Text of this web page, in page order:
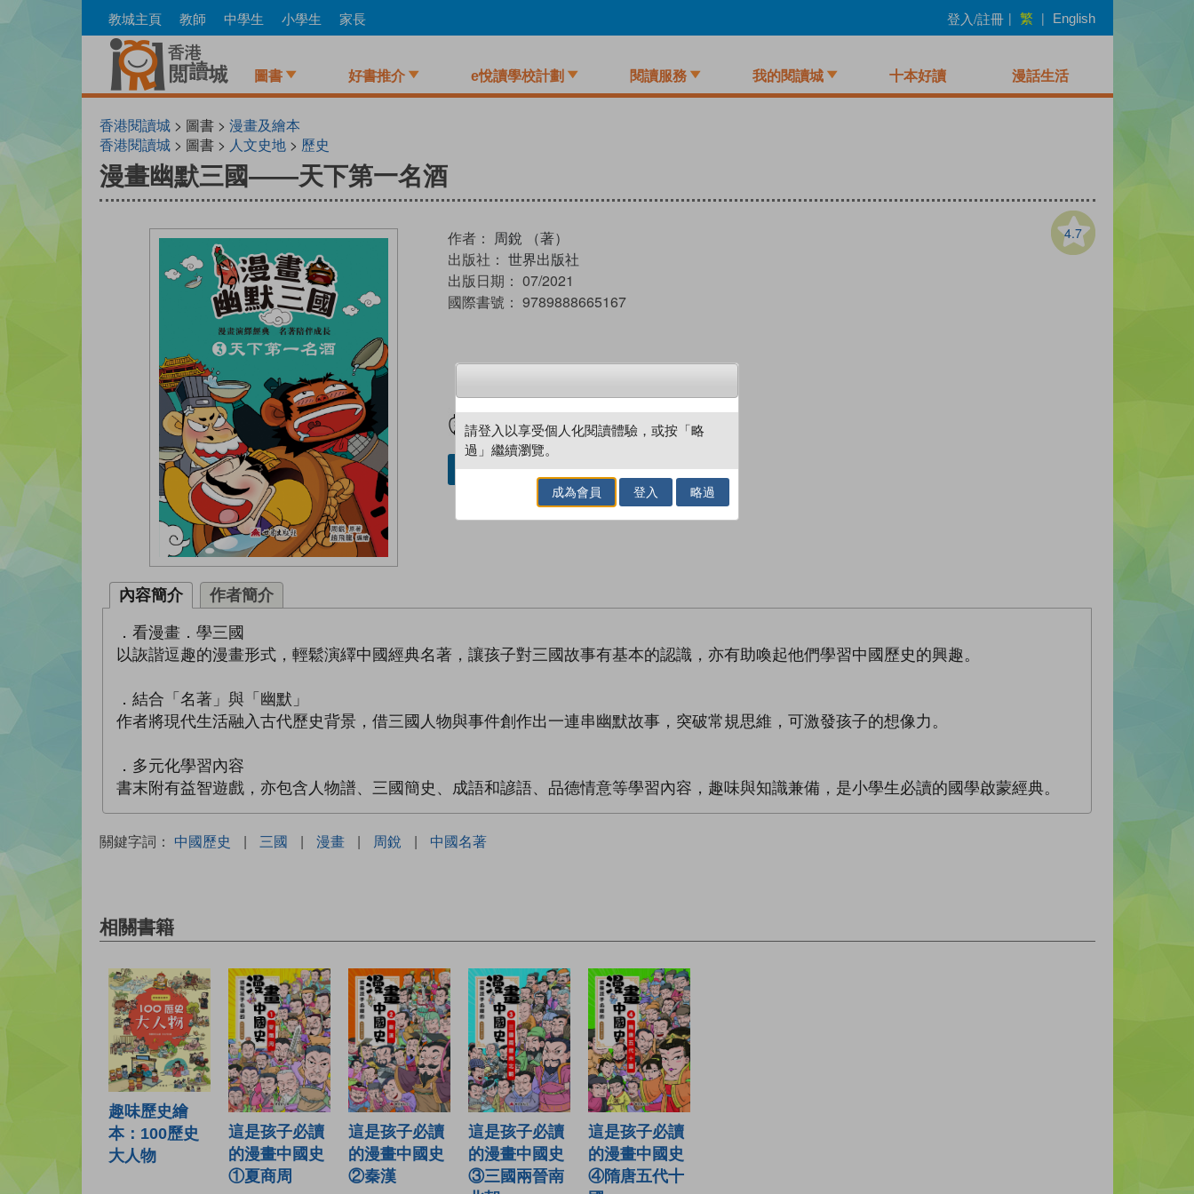
to
教城主頁 教師 中學生 小學生 家長 登入/註冊 | 繁 | English
圖書 好書推介 e悅讀學校計劃 閱讀服務 我的閱讀城 十本好讀 漫話生活
香港閱讀城> 圖書 > 漫畫及繪本
香港閱讀城> 圖書 > 人文史地> 歷史
漫畫幽默三國——天下第一名酒
4.7
作者： 周銳 （著）
出版社： 世界出版社
出版日期： 07/2021
國際書號： 9789888665167
試閲 加入閱讀紀錄
借閱實體書
內容簡介 作者簡介
．看漫畫．學三國
以詼諧逗趣的漫畫形式，輕鬆演繹中國經典名著，讓孩子對三國故事有基本的認識，亦有助喚起他們學習中國歷史的興趣。
．結合「名著」與「幽默」
作者將現代生活融入古代歷史背景，借三國人物與事件創作出一連串幽默故事，突破常規思維，可激發孩子的想像力。
．多元化學習內容
書末附有益智遊戲，亦包含人物譜、三國簡史、成語和諺語、品德情意等學習內容，趣味與知識兼備，是小學生必讀的國學啟蒙經典。
關鍵字詞： 中國歷史 | 三國 | 漫畫 | 周銳 | 中國名著
相關書籍
趣味歷史繪
本：100歷史
大人物
這是孩子必讀
的漫畫中國史
①夏商周
這是孩子必讀
的漫畫中國史
②秦漢
這是孩子必讀
的漫畫中國史
③三國兩晉南
這是孩子必讀
的漫畫中國史
④隋唐五代十
請登入以享受個人化閱讀體驗，或按「略
過」繼續瀏覽。
成為會員 登入 略過